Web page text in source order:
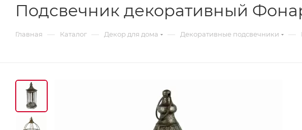
Подсвечник декоративный
Главная — Каталог — Декор для дома — Декоративные подсвечники —